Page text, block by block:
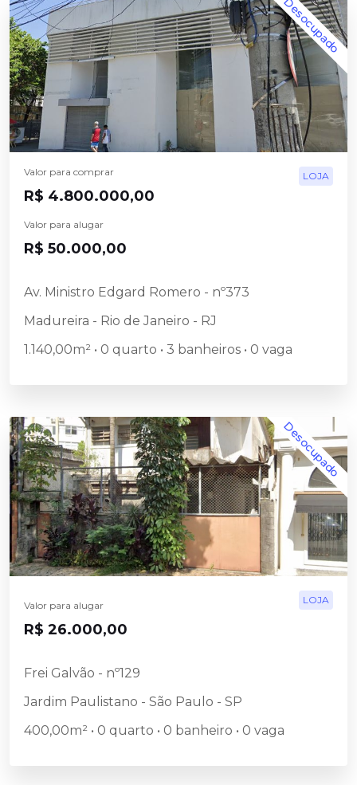
Desocupado
LOJA
Valor para comprar
R$ 4.800.000,00
Valor para alugar
R$ 50.000,00
Av. Ministro Edgard Romero - nº373
Madureira - Rio de Janeiro - RJ
1.140,00m² • 0 quarto • 3 banheiros • 0 vaga
Desocupado
LOJA
Valor para alugar
R$ 26.000,00
Frei Galvão - nº129
Jardim Paulistano - São Paulo - SP
400,00m² • 0 quarto • 0 banheiro • 0 vaga